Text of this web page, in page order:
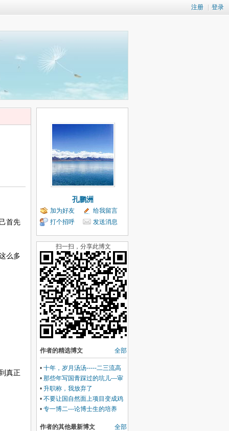
注册 登录
首先
么多
真正
孔鹏洲
加为好友
给我留言
打个招呼
发送消息
扫一扫，分享此博文
全部
作者的精选博文
• 十年，岁月汤汤-----二三流高
校的不典型青椒生活
• 那些年写国青踩过的坑儿---审
国青标书有感
• 升职称，我放弃了
• 不要让国自然面上项目变成鸡
肋
• 专一博二---论博士生的培养
全部
作者的其他最新博文